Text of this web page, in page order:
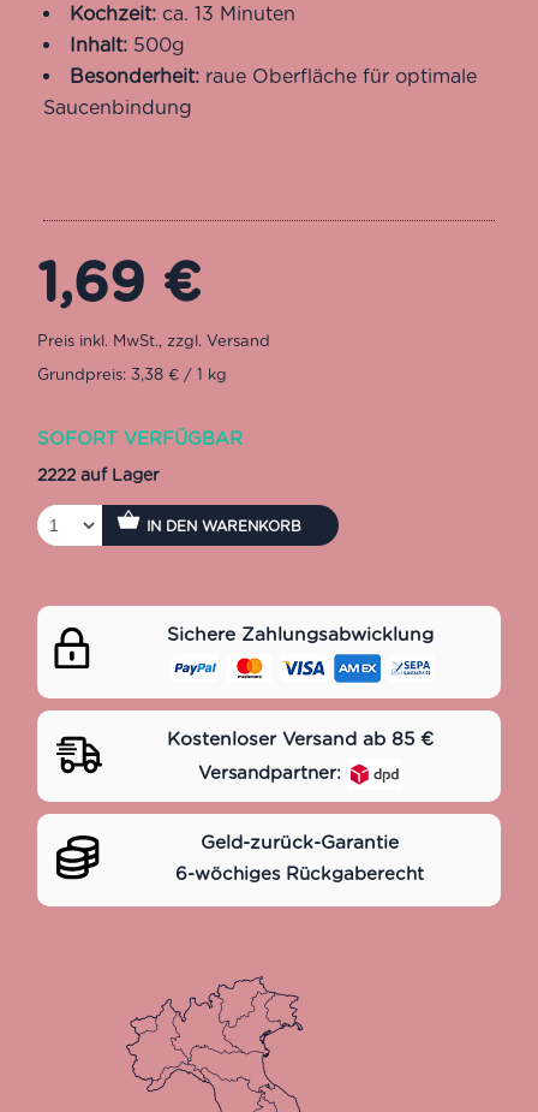
Kochzeit:ca. 13 Minuten
Inhalt:500g
Besonderheit:raue Oberfläche für optimale
Saucenbindung
1,69 €
Grundpreis: 3,38 € / 1 kg
SOFORT VERFÜGBAR
2222 auf Lager
IN DEN WARENKORB
Sichere Zahlungsabwicklung
Kostenloser Versand ab 85 €
Versandpartner:
Geld-zurück-Garantie
6-wöchiges Rückgaberecht